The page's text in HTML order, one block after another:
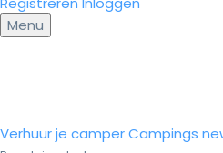
Menu
Verhuur je camperCampings